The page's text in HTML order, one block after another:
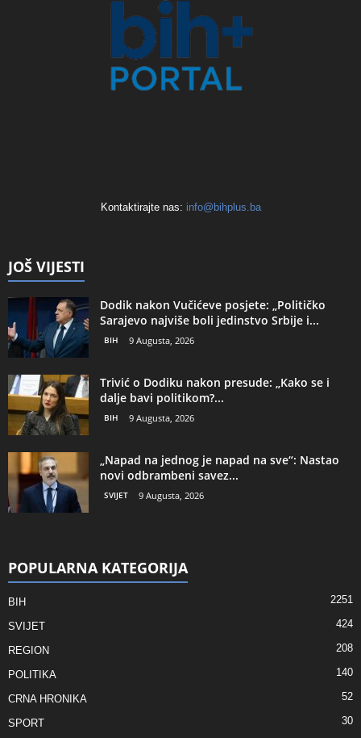
Kontaktirajte nas: info@bihplus.ba
JOŠ VIJESTI
Dodik nakon Vučićeve posjete: „Političko
Sarajevo najviše boli jedinstvo Srbije i...
BIH 9 Augusta, 2026
Trivić o Dodiku nakon presude: „Kako se i
dalje bavi politikom?...
BIH 9 Augusta, 2026
„Napad na jednog je napad na sve“: Nastao
novi odbrambeni savez...
SVIJET 9 Augusta, 2026
POPULARNA KATEGORIJA
BIH 2251
SVIJET 424
REGION 208
POLITIKA 140
CRNA HRONIKA 52
SPORT 30